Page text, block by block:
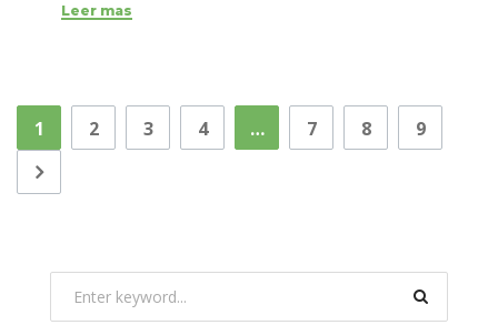
Leer mas
1 2 3 4 … 7 8 9